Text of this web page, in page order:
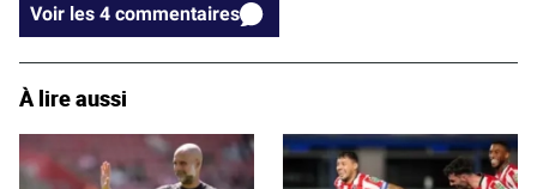
Voir les 4 commentaires
À lire aussi